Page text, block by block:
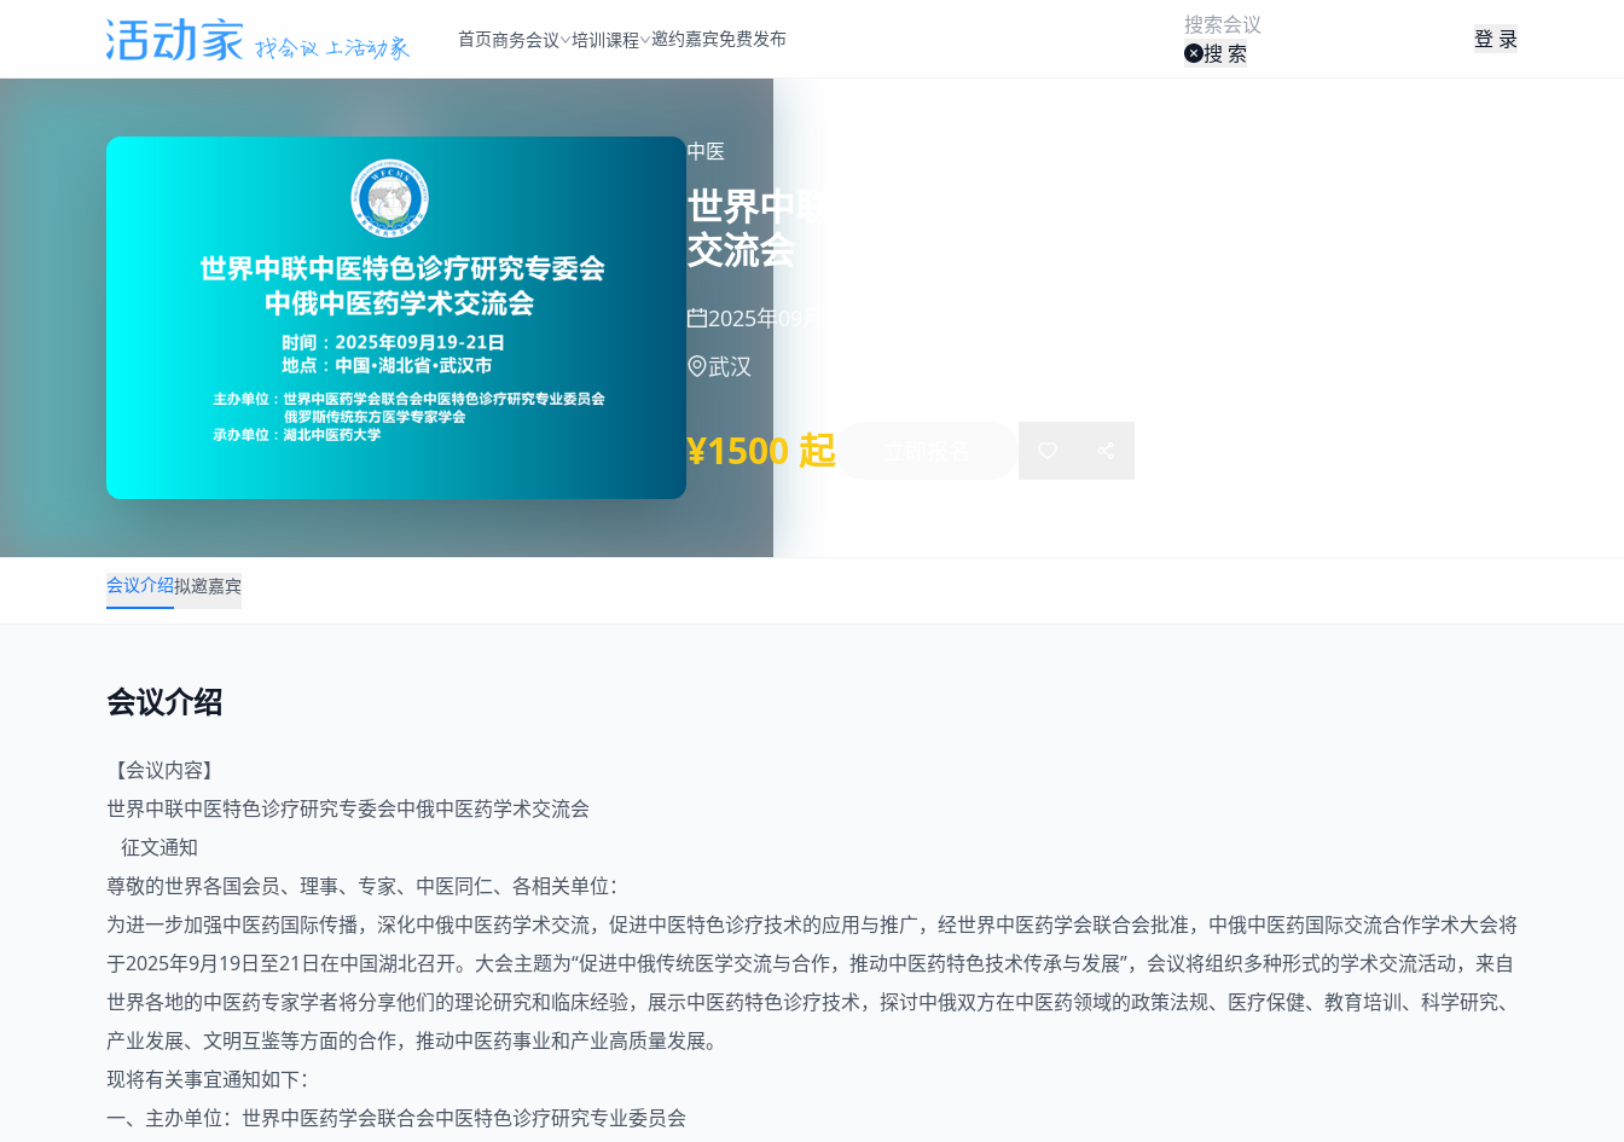
首页商务会议 培训课程 邀约嘉宾免费发布
搜 索
登 录
中医
世界中联中医特色诊疗研究专委会中俄中医药学术
交流会
2025年09月19日
武汉
¥1500 起
会议介绍拟邀嘉宾
会议介绍
【会议内容】
世界中联中医特色诊疗研究专委会中俄中医药学术交流会
征文通知
尊敬的世界各国会员、理事、专家、中医同仁、各相关单位：
为进一步加强中医药国际传播，深化中俄中医药学术交流，促进中医特色诊疗技术的应用与推广，经世界中医药学会联合会批准，中俄中医药国际交流合作学术大会将
于2025年9月19日至21日在中国湖北召开。大会主题为“促进中俄传统医学交流与合作，推动中医药特色技术传承与发展”，会议将组织多种形式的学术交流活动，来自
世界各地的中医药专家学者将分享他们的理论研究和临床经验，展示中医药特色诊疗技术，探讨中俄双方在中医药领域的政策法规、医疗保健、教育培训、科学研究、
产业发展、文明互鉴等方面的合作，推动中医药事业和产业高质量发展。
现将有关事宜通知如下：
一、主办单位：世界中医药学会联合会中医特色诊疗研究专业委员会